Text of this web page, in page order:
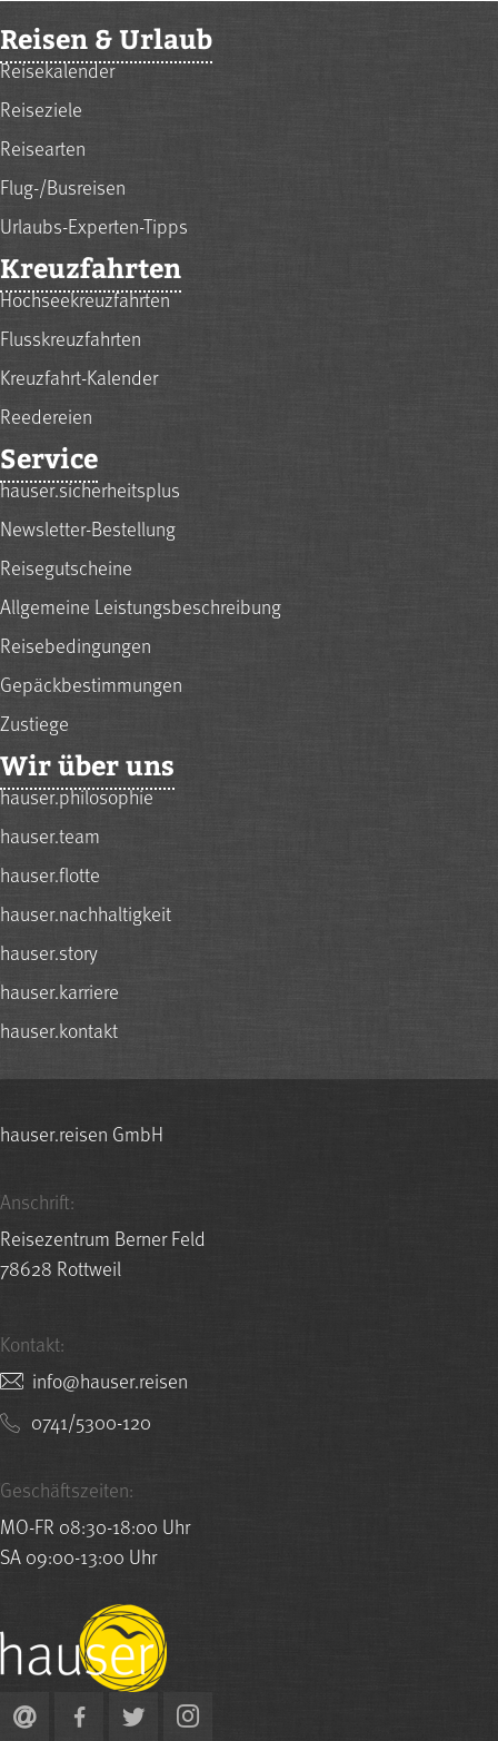
Reisen & Urlaub
Reisekalender
Reiseziele
Reisearten
Flug-/Busreisen
Urlaubs-Experten-Tipps
Kreuzfahrten
Hochseekreuzfahrten
Flusskreuzfahrten
Kreuzfahrt-Kalender
Reedereien
Service
hauser.sicherheitsplus
Newsletter-Bestellung
Reisegutscheine
Allgemeine Leistungsbeschreibung
Reisebedingungen
Gepäckbestimmungen
Zustiege
Wir über uns
hauser.philosophie
hauser.team
hauser.flotte
hauser.nachhaltigkeit
hauser.story
hauser.karriere
hauser.kontakt
hauser.reisen GmbH
Anschrift:
Reisezentrum Berner Feld
78628 Rottweil
Kontakt:
nesier.resuah@ofni
0741/5300-120
Geschäftszeiten:
MO-FR 08:30-18:00 Uhr
SA 09:00-13:00 Uhr